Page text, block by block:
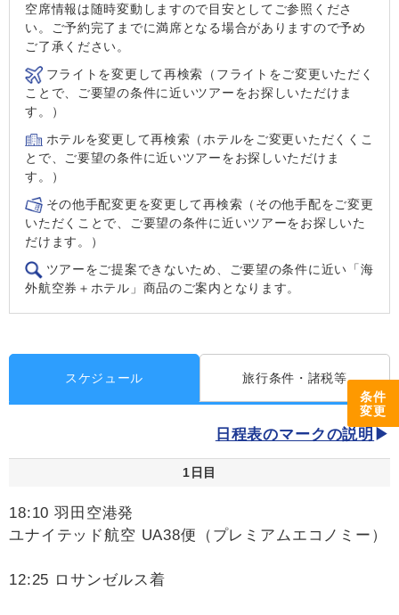
条件
変更
空席情報は随時変動しますので目安としてご参照くださ
い。ご予約完了までに満席となる場合がありますので予め
ご了承ください。
フライトを変更して再検索（フライトをご変更いただく
ことで、ご要望の条件に近いツアーをお探しいただけま
す。）
ホテルを変更して再検索（ホテルをご変更いただくくこ
とで、ご要望の条件に近いツアーをお探しいただけま
す。）
その他手配変更を変更して再検索（その他手配をご変更
いただくことで、ご要望の条件に近いツアーをお探しいた
だけます。）
ツアーをご提案できないため、ご要望の条件に近い「海
外航空券＋ホテル」商品のご案内となります。
スケジュール 旅行条件・諸税等
日程表のマークの説明
1日目
18:10 羽田空港発
ユナイテッド航空 UA38便（プレミアムエコノミー）
12:25 ロサンゼルス着